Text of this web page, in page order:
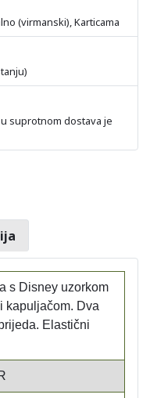
(virmanski), Karticama
suprotnom dostava je
s Disney uzorkom
kapuljačom. Dva
Elastični